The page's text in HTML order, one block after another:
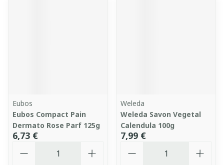
Eubos
Eubos Compact Pain
Dermato Rose Parf 125g
6,73 €
Weleda
Weleda Savon Vegetal
Calendula 100g
7,99 €